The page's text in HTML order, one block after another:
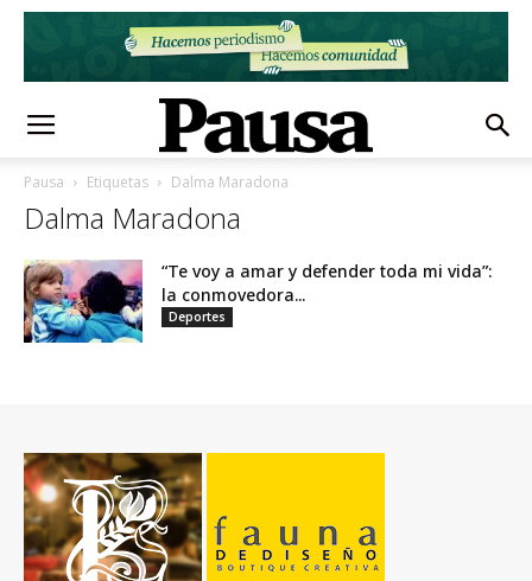
Pausa Etiquetas Dalma Maradona
Dalma Maradona
“Te voy a amar y defender toda mi vida”:
la conmovedora...
Deportes